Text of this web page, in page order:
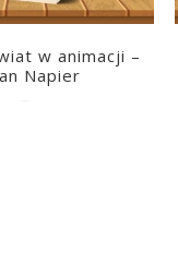
w animacji –
Napier